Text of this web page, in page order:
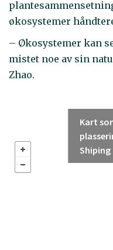
økosystemer
– Økosystemer kan
mistet noe av sin
Zhao.
Kart
Shiping